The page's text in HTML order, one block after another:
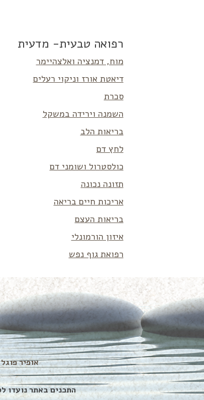
רפואה טבעית- מדעית
מוח, דמנציה ואלצהיימר
דיאטת אורז וניקוי רעלים
סכרת
השמנה וירידה במשקל
בריאות הלב
לחץ דם
כולסטרול ושומני דם
תזונה נכונה
אריכות חיים בריאה
בריאות העצם
איזון הורמונלי
רפואת גוף נפש
אופיר פוגל
התכנים באתר נועדו